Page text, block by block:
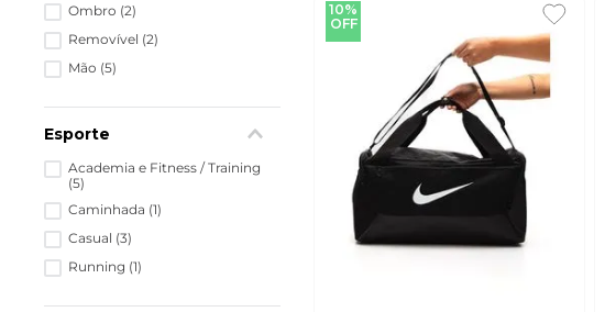
Ombro (2)
Removível (2)
Mão (5)
Esporte
Academia e Fitness / Training
(5)
Caminhada (1)
Casual (3)
Running (1)
10%
OFF